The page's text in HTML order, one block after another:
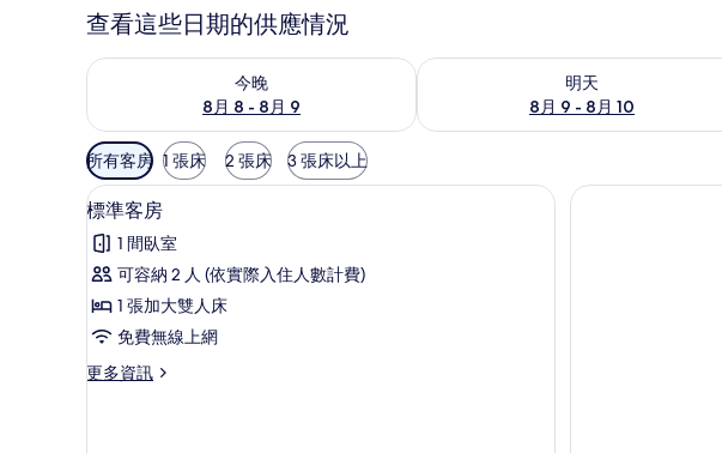
查看這些日期的供應情況
今晚
8月 8 - 8月 9
查看今晚 (8月 8 - 8月 9) 的供應情況
明天
8月 9 - 8月 10
查看明天 (8月 9 - 8月 10) 的供應情況
可
用
的
客
房
篩
選
條
件
所有客房 1 張床 2 張床 3 張床以上
顯
示
標
準
客
的
標準客房 | 義大利 Frette 床單、高級寢具、舒適加層、客房
6
標準客房
1 間臥室
可容納 2 人 (依實際入住人數計費)
1 張加大雙人床
免費無線上網
更多資訊
更